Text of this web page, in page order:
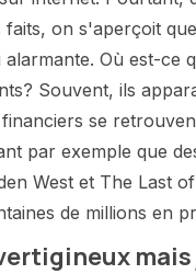
faits, on s'aperçoit
alarmante. Où est-ce
Souvent, ils
se
par exemple que
West et The Last
de millions en